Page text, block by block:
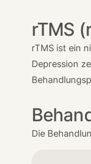
rTMS
rTMS ist ein
Depression
Die